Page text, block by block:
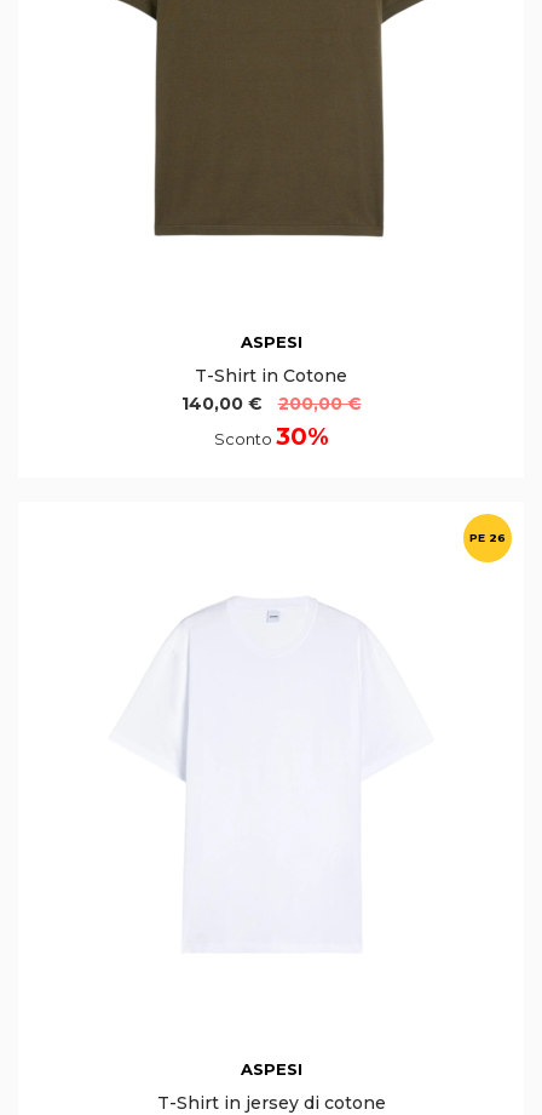
ASPESI
T-Shirt in Cotone
140,00 €
200,00 €
Sconto 30%
PE 26
ASPESI
T-Shirt in jersey di cotone